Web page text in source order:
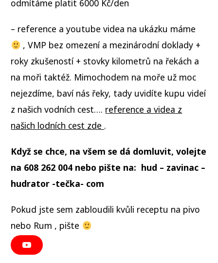
odmítáme platit 6000 Kč/den
– reference a youtube videa na ukázku máme
, VMP bez omezení a mezinárodní doklady +
roky zkušeností + stovky kilometrů na řekách a
na moři taktéž. Mimochodem na moře už moc
nejezdíme, baví nás řeky, tady uvidíte kupu videí
z našich vodních cest…. reference a videa z
našich lodních cest zde .
Když se chce, na všem se dá domluvit, volejte
na 608 262 004 nebo pište na: hud – zavinac –
hudrator -tečka- com
Pokud jste sem zabloudili kvůli receptu na pivo
nebo Rum , pište
Y
O